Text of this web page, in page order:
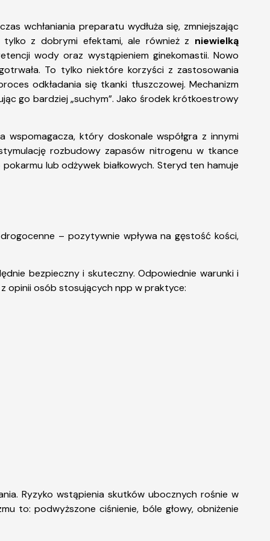
wchłaniania preparatu wydłuża się, zmniejszając
z dobrymi efektami, ale również z niewielką
wody oraz wystąpieniem ginekomastii. Nowo
To tylko niektóre korzyści z zastosowania
odkładania się tkanki tłuszczowej. Mechanizm
go bardziej „suchym”. Jako środek krótkoestrowy
który doskonale współgra z innymi
rozbudowy zapasów nitrogenu w tkance
lub odżywek białkowych. Steryd ten hamuje
– pozytywnie wpływa na gęstość kości,
bezpieczny i skuteczny. Odpowiednie warunki i
opinii osób stosujących npp w praktyce:
Ryzyko wstąpienia skutków ubocznych rośnie w
to: podwyższone ciśnienie, bóle głowy, obniżenie